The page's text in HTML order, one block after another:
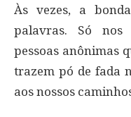
Às vezes, a
palavras. Só nos
pessoas anônimas
trazem pó de fada
aos nossos